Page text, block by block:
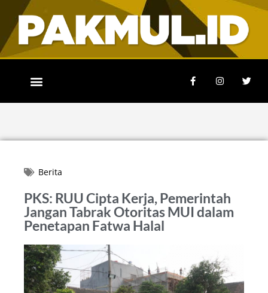
Berita
PKS: RUU Cipta Kerja, Pemerintah
Jangan Tabrak Otoritas MUI dalam
Penetapan Fatwa Halal